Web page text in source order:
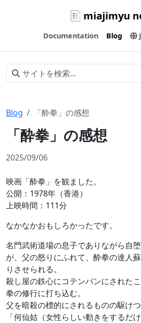
miajimyu
Documentation Blog
Blog 「酔拳」の感想
「酔拳」の感想
2025/09/06
映画「酔拳」を観ました。
公開：1978年（香港）
上映時間：111分
なかなかおもしろかったです。
名門武術道場の息子でありながら自
が、父の怒りにふれて、酔拳の達人
りさせられる。
殺し屋の鉄心にコテンパンにされた
拳の修行に打ち込む。
父を暗殺の標的にされるものの駆け
「何仙姑（女性らしい動きをするだ